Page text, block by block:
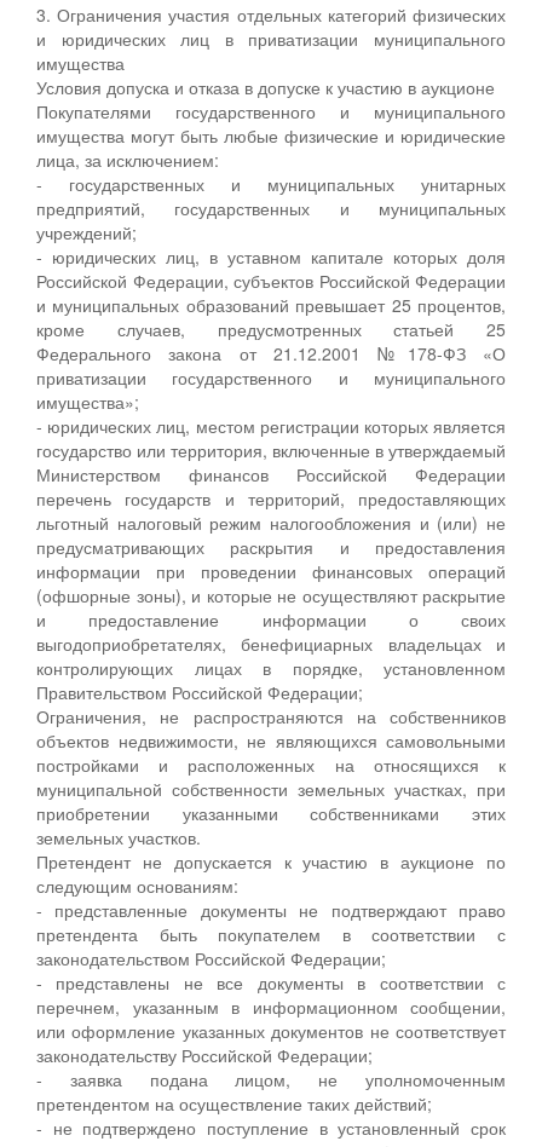
3. Ограничения участия отдельных категорий физических
и юридических лиц в приватизации муниципального
имущества
Условия допуска и отказа в допуске к участию в аукционе
Покупателями государственного и муниципального
имущества могут быть любые физические и юридические
лица, за исключением:
- государственных и муниципальных унитарных
предприятий, государственных и муниципальных
учреждений;
- юридических лиц, в уставном капитале которых доля
Российской Федерации, субъектов Российской Федерации
и муниципальных образований превышает 25 процентов,
кроме случаев, предусмотренных статьей 25
Федерального закона от 21.12.2001 №178-ФЗ «О
приватизации государственного и муниципального
имущества»;
- юридических лиц, местом регистрации которых является
государство или территория, включенные в утверждаемый
Министерством финансов Российской Федерации
перечень государств и территорий, предоставляющих
льготный налоговый режим налогообложения и (или) не
предусматривающих раскрытия и предоставления
информации при проведении финансовых операций
(офшорные зоны), и которые не осуществляют раскрытие
и предоставление информации о своих
выгодоприобретателях, бенефициарных владельцах и
контролирующих лицах в порядке, установленном
Правительством Российской Федерации;
Ограничения, не распространяются на собственников
объектов недвижимости, не являющихся самовольными
постройками и расположенных на относящихся к
муниципальной собственности земельных участках, при
приобретении указанными собственниками этих
земельных участков.
Претендент не допускается к участию в аукционе по
следующим основаниям:
- представленные документы не подтверждают право
претендента быть покупателем в соответствии с
законодательством Российской Федерации;
- представлены не все документы в соответствии с
перечнем, указанным в информационном сообщении,
или оформление указанных документов не соответствует
законодательству Российской Федерации;
- заявка подана лицом, не уполномоченным
претендентом на осуществление таких действий;
- не подтверждено поступление в установленный срок